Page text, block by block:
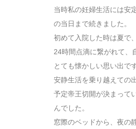
当時私の妊婦生活には安
の当日まで続きました。
初めて入院した時は夏で
24時間点滴に繋がれて、
とても懐かしい思い出です
安静生活を乗り越えての
予定帝王切開が決まって
んでした。
窓際のベッドから、夜の